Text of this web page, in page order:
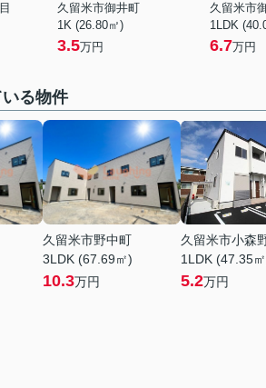
久留米市御井町
1K (26.80㎡)
3.5万円
久留米市
1LDK
6.7万円
る物件
久留米市野中町
3LDK (67.69㎡)
10.3万円
久留米市小森
1LDK (47.35
5.2万円